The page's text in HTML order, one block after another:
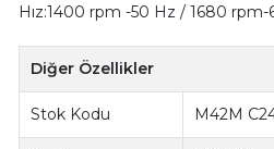
Hız:1400 rpm -50 Hz / 1680 rpm-
Diğer Özellikler
Stok Kodu M42M